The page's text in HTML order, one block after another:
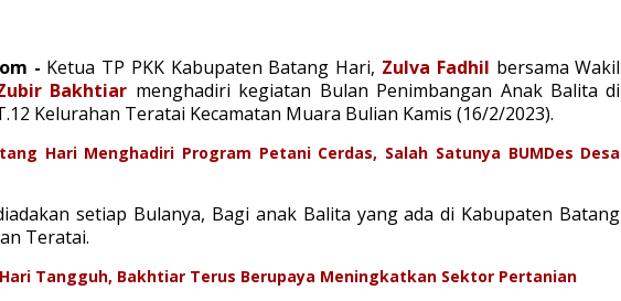
- Ketua TP PKK Kabupaten Batang Hari, Zulva Fadhil bersama Wakil
Bakhtiar menghadiri kegiatan Bulan Penimbangan Anak Balita di
Kelurahan Teratai Kecamatan Muara Bulian Kamis (16/2/2023).
Hari Menghadiri Program Petani Cerdas, Salah Satunya BUMDes Desa
setiap Bulanya, Bagi anak Balita yang ada di Kabupaten Batang
Teratai.
Tangguh, Bakhtiar Terus Berupaya Meningkatkan Sektor Pertanian